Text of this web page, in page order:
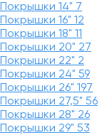
Покрышки 14" 7
Покрышки 16" 12
Покрышки 18" 11
Покрышки 20" 27
Покрышки 22" 2
Покрышки 24" 59
Покрышки 26" 197
Покрышки 27,5" 56
Покрышки 28" 26
Покрышки 29" 53